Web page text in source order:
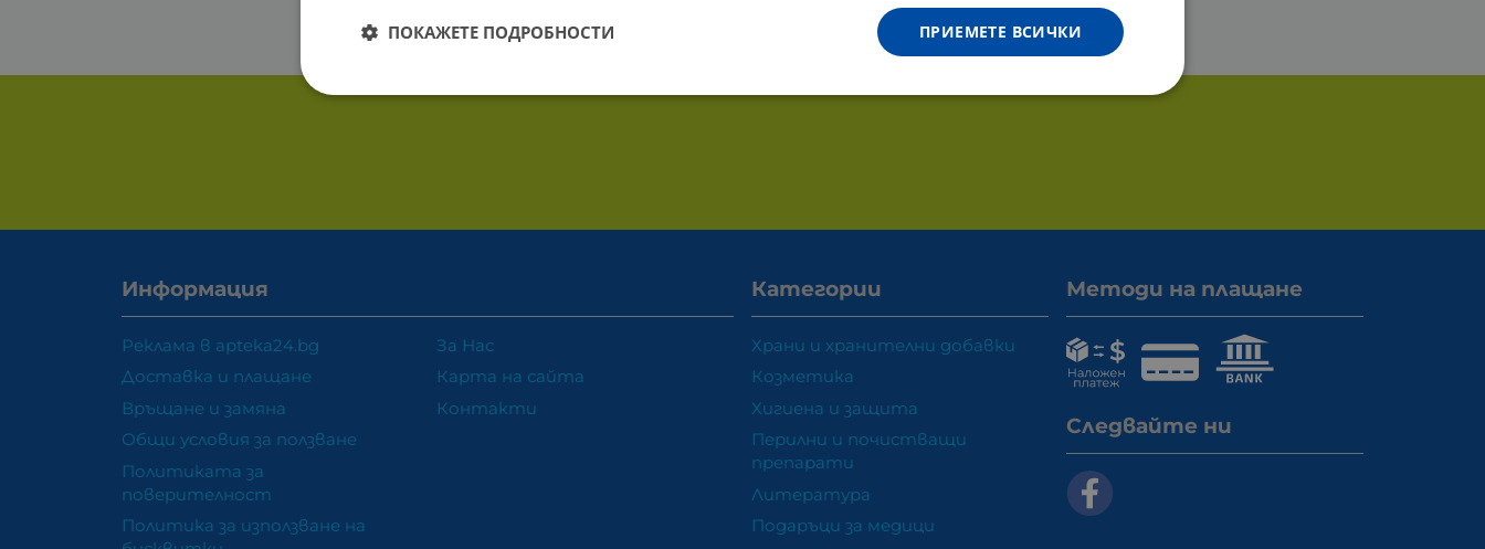
Информация
Реклама в apteka24.bg
Доставка и плащане
Връщане и замяна
Общи условия за ползване
Политиката за
поверителност
Политика за използване на
За Нас
Карта на сайта
Контакти
Категории
Храни и хранителни добавки
Козметика
Хигиена и защита
Перилни и почистващи
препарати
Литература
Подаръци за медици
Методи на плащане
Следвайте ни
ПРИЕМЕТЕ ВСИЧКИ
ПОКАЖЕТЕ ПОДРОБНОСТИ